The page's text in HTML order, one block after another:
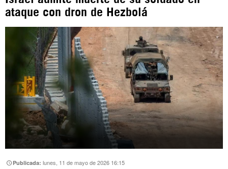
https://urmedium.com/c/hispantv
Instagram como: hispan_tv
ataque con dron de Hezbolá
Publicada:lunes, 11 de mayo de 2026 16:15